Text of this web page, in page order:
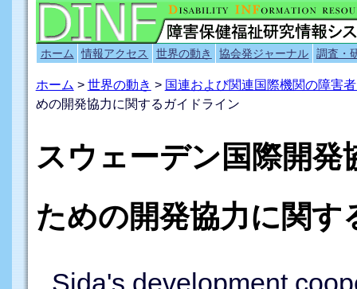
ホーム 情報アクセス 世界の動き 協会発ジャーナル 調査・
ホーム > 世界の動き > 国連および関連国際機関の障害
めの開発協力に関するガイドライン
スウェーデン国際開
ための開発協力に関す
Sida's development